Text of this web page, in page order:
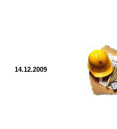
14.12.2009